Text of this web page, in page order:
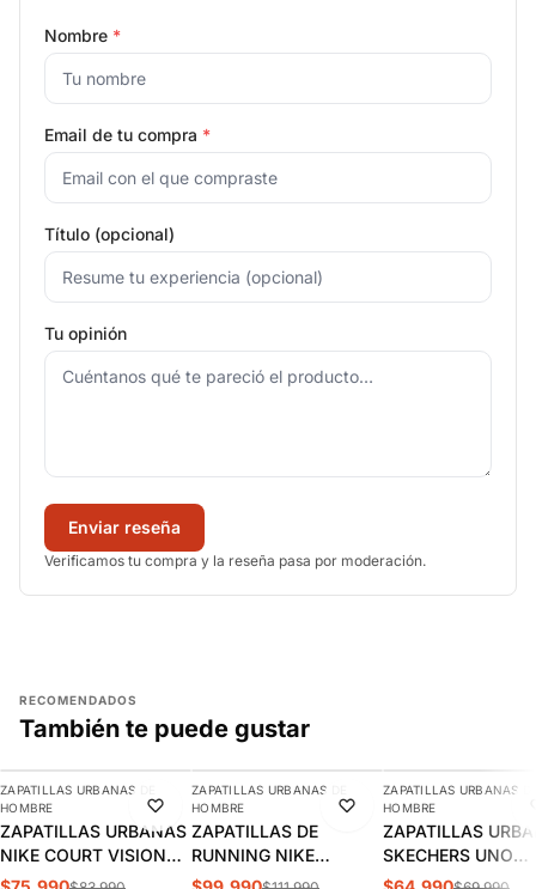
Nombre *
Email de tu compra *
Título (opcional)
Tu opinión
Enviar reseña
Verificamos tu compra y la reseña pasa por moderación.
RECOMENDADOS
También te puede gustar
-10%
AGREGAR
ZAPATILLAS URBANAS DE
HOMBRE
ZAPATILLAS URBANAS
NIKE COURT VISION
LOW HOMBRE |
-11%
AGREGAR
ZAPATILLAS URBANAS DE
HOMBRE
ZAPATILLAS DE
RUNNING NIKE
INITIATOR HOMBRE |
-7%
ZAPATILLAS URBANAS
HOMBRE
ZAPATILLAS
SKECHERS UNO
STAND HOMBRE |